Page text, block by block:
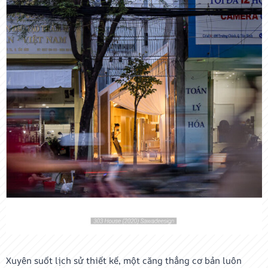
Xuyên suốt lịch sử thiết kế, một căng thẳng cơ bản luôn